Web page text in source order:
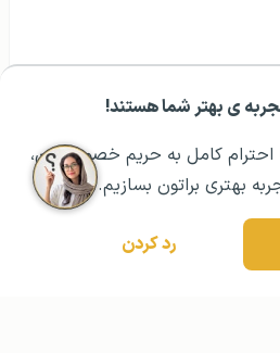
ی بهتر شما هستند!
احترام کامل به حریم خصوصیتون،
بهتری براتون بسازیم.
رد کردن
رزرو مشاوره تخصصی